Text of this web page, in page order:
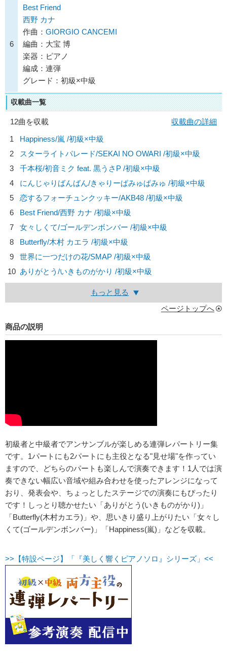
6
Best Friend
西野 カナ
作曲： GIORGIO CANCEMI
編曲：大宝 博
楽器：ピアノ
編成：連弾
グレード：初級×中級
収載曲一覧
12曲を収載
収載曲の詳細
1
Happiness/嵐 /初級×中級
2
スターライトパレード/SEKAI NO OWARI /初級×中級
3
千本桜/初音ミク feat. 黒うさP /初級×中級
4
にんじゃりばんばん/きゃりーぱみゅぱみゅ /初級×中級
5
恋するフォーチュンクッキー/AKB48 /初級×中級
6
Best Friend/西野 カナ /初級×中級
7
女々しくて/ゴールデンボンバー /初級×中級
8
Butterfly/木村 カエラ /初級×中級
9
世界に一つだけの花/SMAP /初級×中級
10 ありがとう/いきものがかり /初級×中級
もっと見る
ページトップへ
商品の説明
初級者と中級者でアンサンブルが楽しめる連弾レパートリー集
です。1パートにも2パートにも主役となる"見せ場"を作ってい
ますので、どちらのパートも楽しんで演奏できます！1人では演
奏できない幅広い音域や組み合わせを使ったアレンジになって
おり、発表会や、ちょっとしたステージでの演奏にもぴったり
です！しっとり聴かせたい「ありがとう(いきものがかり)」
「Butterfly(木村カエラ)」や、思いきり盛り上がりたい「女々し
くて(ゴールデンボンバー)」「Happiness(嵐)」などを収載。
>>【特設ページ】「『美しく響くピアノソロ』シリーズ」<<